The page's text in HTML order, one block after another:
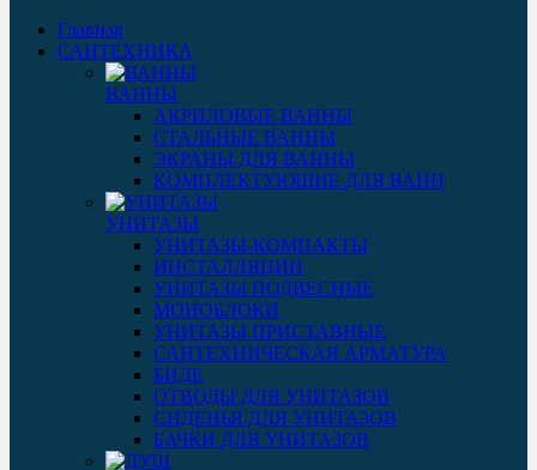
Главная
САНТЕХНИКА
ВАННЫ
АКРИЛОВЫЕ ВАННЫ
СТАЛЬНЫЕ ВАННЫ
ЭКРАНЫ ДЛЯ ВАННЫ
КОМПЛЕКТУЮЩИЕ ДЛЯ ВАНН
УНИТАЗЫ
УНИТАЗЫ-КОМПАКТЫ
ИНСТАЛЛЯЦИИ
УНИТАЗЫ ПОДВЕСНЫЕ
МОНОБЛОКИ
УНИТАЗЫ ПРИСТАВНЫЕ
САНТЕХНИЧЕСКАЯ АРМАТУРА
БИДЕ
ОТВОДЫ ДЛЯ УНИТАЗОВ
СИДЕНЬЯ ДЛЯ УНИТАЗОВ
БАЧКИ ДЛЯ УНИТАЗОВ